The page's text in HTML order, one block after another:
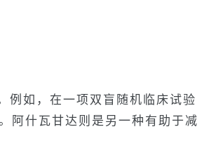
例如，在一项双盲随机临床试验
阿什瓦甘达则是另一种有助于减